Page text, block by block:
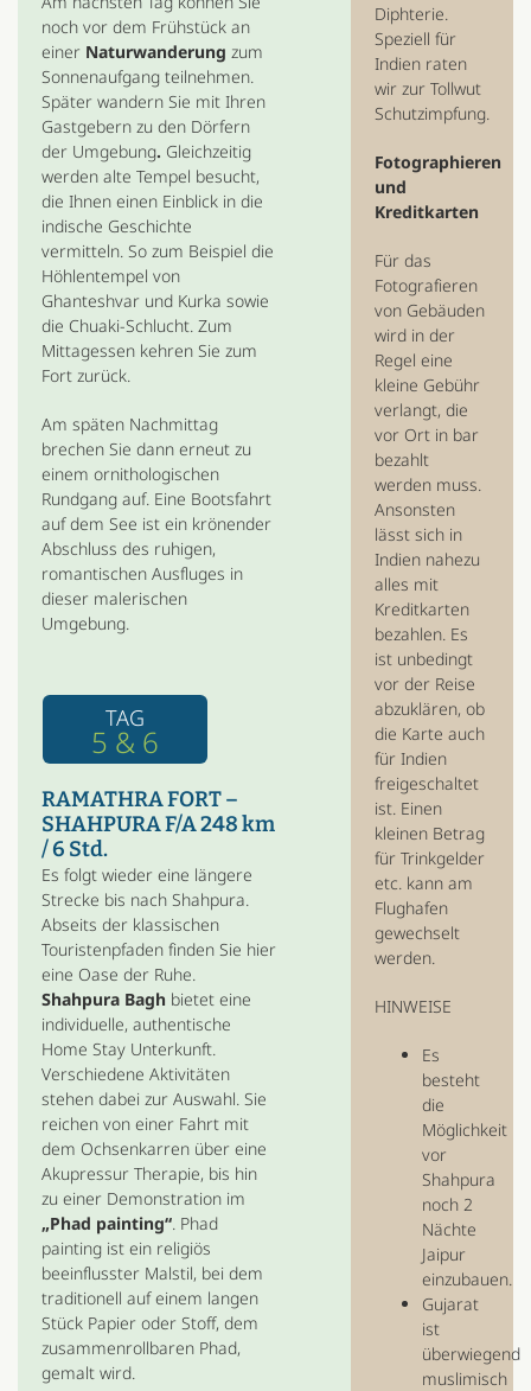
noch vor dem Frühstück an
einer Naturwanderung zum
Sonnenaufgang teilnehmen.
Später wandern Sie mit Ihren
Gastgebern zu den Dörfern
der Umgebung. Gleichzeitig
werden alte Tempel besucht,
die Ihnen einen Einblick in die
indische Geschichte
vermitteln. So zum Beispiel die
Höhlentempel von
Ghanteshvar und Kurka sowie
die Chuaki-Schlucht. Zum
Mittagessen kehren Sie zum
Fort zurück.
Am späten Nachmittag
brechen Sie dann erneut zu
einem ornithologischen
Rundgang auf. Eine Bootsfahrt
auf dem See ist ein krönender
Abschluss des ruhigen,
romantischen Ausfluges in
dieser malerischen
Umgebung.
TAG
5 & 6
RAMATHRA FORT –
SHAHPURA F/A 248 km
/ 6 Std.
Es folgt wieder eine längere
Strecke bis nach Shahpura.
Abseits der klassischen
Touristenpfaden finden Sie hier
eine Oase der Ruhe.
Shahpura Bagh bietet eine
individuelle, authentische
Home Stay Unterkunft.
Verschiedene Aktivitäten
stehen dabei zur Auswahl. Sie
reichen von einer Fahrt mit
dem Ochsenkarren über eine
Akupressur Therapie, bis hin
zu einer Demonstration im
„Phad painting“. Phad
painting ist ein religiös
beeinflusster Malstil, bei dem
traditionell auf einem langen
Stück Papier oder Stoff, dem
zusammenrollbaren Phad,
gemalt wird.
Diphterie.
Speziell für
Indien raten
wir zur Tollwut
Schutzimpfung.
Fotographieren
und
Kreditkarten
Für das
Fotografieren
von Gebäuden
wird in der
Regel eine
kleine Gebühr
verlangt, die
vor Ort in bar
bezahlt
werden muss.
Ansonsten
lässt sich in
Indien nahezu
alles mit
Kreditkarten
bezahlen. Es
ist unbedingt
vor der Reise
abzuklären, ob
die Karte auch
für Indien
freigeschaltet
ist. Einen
kleinen Betrag
für Trinkgelder
etc. kann am
Flughafen
gewechselt
werden.
HINWEISE
Es
besteht
die
Möglichkeit
vor
Shahpura
noch 2
Nächte
Jaipur
einzubauen.
Gujarat
ist
überwiegend
muslimisch